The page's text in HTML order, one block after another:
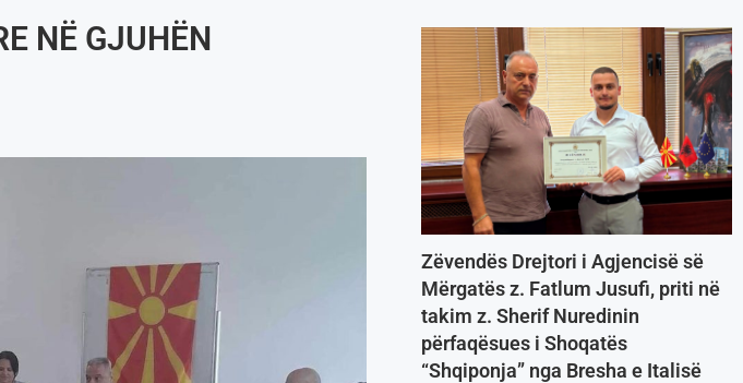
NË GJUHËN
Zëvendës Drejtori i Agjencisë së
Mërgatës z. Fatlum Jusufi, priti në
takim z. Sherif Nuredinin
përfaqësues i Shoqatës
“Shqiponja” nga Bresha e Italisë